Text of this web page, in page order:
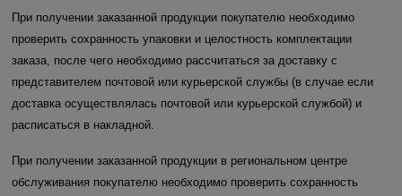
При получении заказанной продукции покупателю необходимо
проверить сохранность упаковки и целостность комплектации
заказа, после чего необходимо рассчитаться за доставку с
представителем почтовой или курьерской службы (в случае если
доставка осуществлялась почтовой или курьерской службой) и
расписаться в накладной.
При получении заказанной продукции в региональном центре
обслуживания покупателю необходимо проверить сохранность